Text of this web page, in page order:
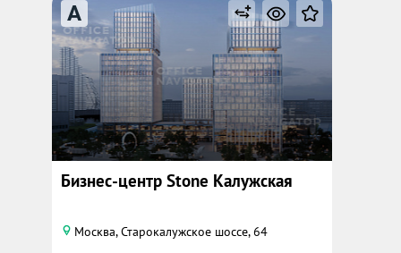
A
Бизнес-центр Stone Калужская
Москва, Старокалужское шоссе, 64